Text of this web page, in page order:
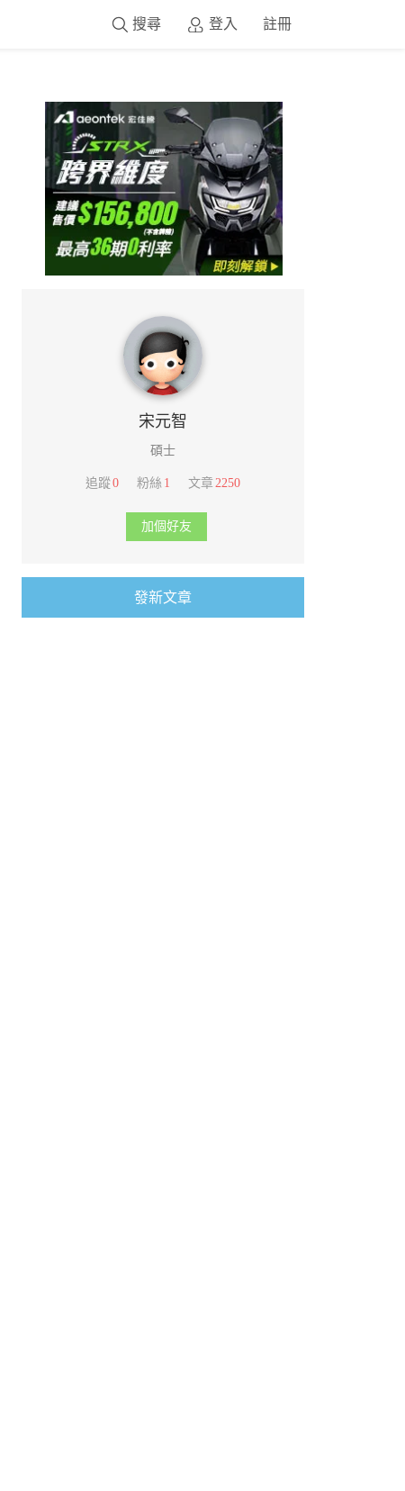
登入 註冊
搜尋
宋元智
碩士
追蹤0 粉絲 1 文章2250
加個好友
發新文章